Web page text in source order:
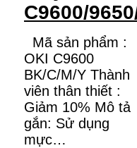
C9600/
Mã sản phẩm :
OKI C9600
BK/C/M/Y Thành
viên thân thiết :
Giảm 10% Mô tả
gắn: Sử dụng
mực…